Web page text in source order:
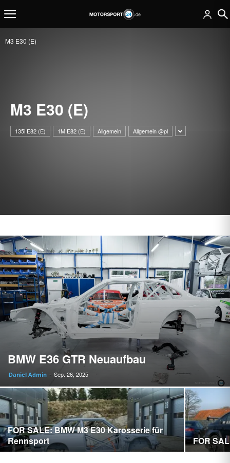
M3 E30 (E)
M3 E30 (E)
135i E82 (E) 1M E82 (E) Allgemein Allgemein @pl
BMW E36 GTR Neuaufbau
Daniel Admin - Sep. 26, 2025
FOR SALE: BMW M3 E30 Karosserie für
Rennsport
FOR